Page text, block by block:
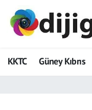
KKTC Güney Kıbrıs
ADVERTORIAL
Dijigazete
Hava Durumu
Trafik Durumu